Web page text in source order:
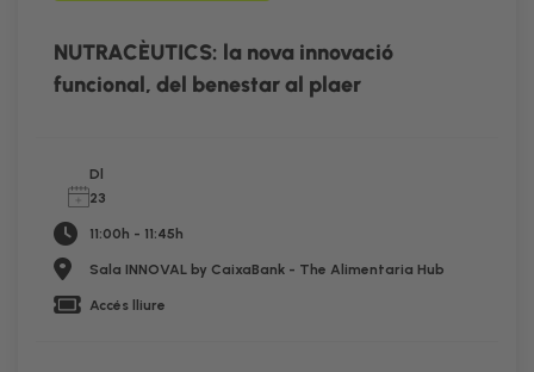
NUTRACÈUTICS: la nova innovació
funcional, del benestar al plaer
Dl
23
11:00h - 11:45h
Sala INNOVAL by CaixaBank - The Alimentaria Hub
Accés lliure